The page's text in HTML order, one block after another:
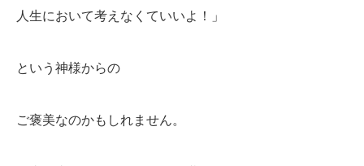
人生において考えなくていいよ！」
という神様からの
ご褒美なのかもしれません。